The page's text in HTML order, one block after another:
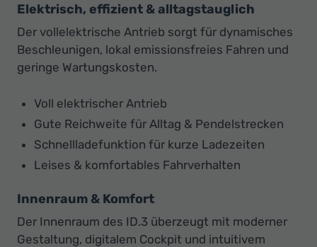
Elektrisch, effizient & alltagstauglich
Der vollelektrische Antrieb sorgt für dynamisches
Beschleunigen, lokal emissionsfreies Fahren und
geringe Wartungskosten.
Voll elektrischer Antrieb
Gute Reichweite für Alltag & Pendelstrecken
Schnellladefunktion für kurze Ladezeiten
Leises & komfortables Fahrverhalten
Innenraum & Komfort
Der Innenraum des ID.3 überzeugt mit moderner
Gestaltung, digitalem Cockpit und intuitivem